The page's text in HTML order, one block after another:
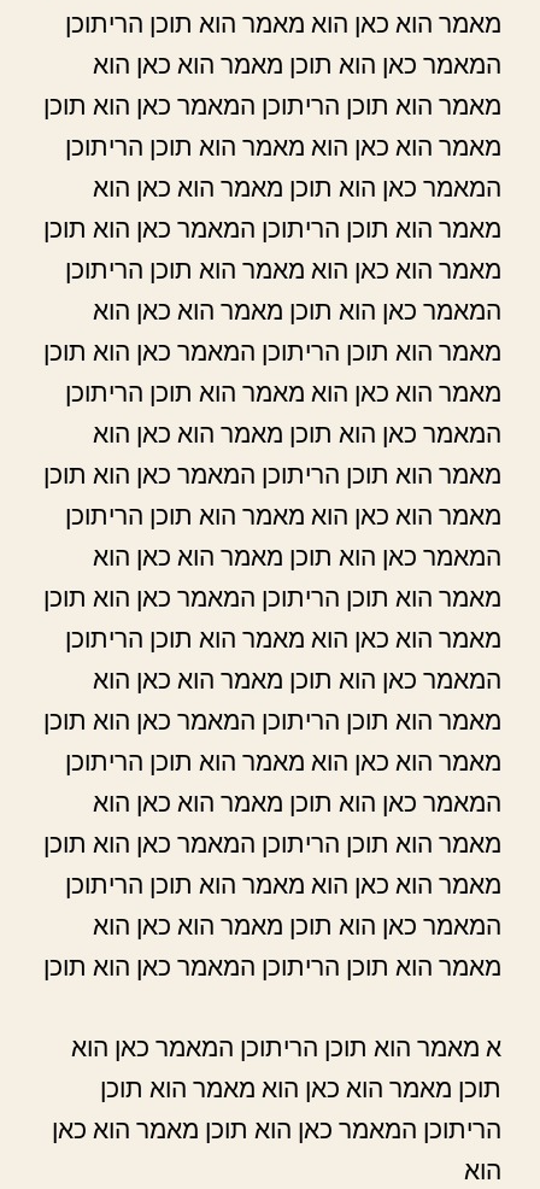
מאמר הוא כאן הוא מאמר הוא תוכן הריתוכן
המאמר כאן הוא תוכן מאמר הוא כאן הוא
מאמר הוא תוכן הריתוכן המאמר כאן הוא תוכן
מאמר הוא כאן הוא מאמר הוא תוכן הריתוכן
המאמר כאן הוא תוכן מאמר הוא כאן הוא
מאמר הוא תוכן הריתוכן המאמר כאן הוא תוכן
מאמר הוא כאן הוא מאמר הוא תוכן הריתוכן
המאמר כאן הוא תוכן מאמר הוא כאן הוא
מאמר הוא תוכן הריתוכן המאמר כאן הוא תוכן
מאמר הוא כאן הוא מאמר הוא תוכן הריתוכן
המאמר כאן הוא תוכן מאמר הוא כאן הוא
מאמר הוא תוכן הריתוכן המאמר כאן הוא תוכן
מאמר הוא כאן הוא מאמר הוא תוכן הריתוכן
המאמר כאן הוא תוכן מאמר הוא כאן הוא
מאמר הוא תוכן הריתוכן המאמר כאן הוא תוכן
מאמר הוא כאן הוא מאמר הוא תוכן הריתוכן
המאמר כאן הוא תוכן מאמר הוא כאן הוא
מאמר הוא תוכן הריתוכן המאמר כאן הוא תוכן
מאמר הוא כאן הוא מאמר הוא תוכן הריתוכן
המאמר כאן הוא תוכן מאמר הוא כאן הוא
מאמר הוא תוכן הריתוכן המאמר כאן הוא תוכן
מאמר הוא כאן הוא מאמר הוא תוכן הריתוכן
המאמר כאן הוא תוכן מאמר הוא כאן הוא
מאמר הוא תוכן הריתוכן המאמר כאן הוא תוכן
א מאמר הוא תוכן הריתוכן המאמר כאן הוא
תוכן מאמר הוא כאן הוא מאמר הוא תוכן
הריתוכן המאמר כאן הוא תוכן מאמר הוא כאן
הוא